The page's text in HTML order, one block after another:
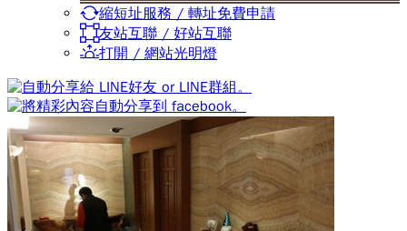
縮短址服務 / 轉址免費申請
友站互聯 / 好站互聯
打開 / 網站光明燈